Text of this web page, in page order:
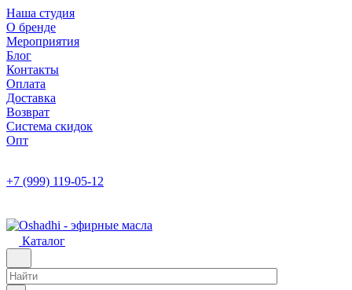
Наша студия
О бренде
Мероприятия
Блог
Контакты
Оплата
Доставка
Возврат
Система скидок
Опт
+7 (999) 119-05-12
Каталог